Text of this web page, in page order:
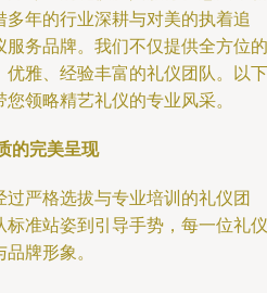
年的行业深耕与对美的执着追
务品牌。我们不仅提供全方位的
雅、经验丰富的礼仪团队。以下
领略精艺礼仪的专业风采。
的完美呈现
严格选拔与专业培训的礼仪团
准站姿到引导手势，每一位礼仪
牌形象。